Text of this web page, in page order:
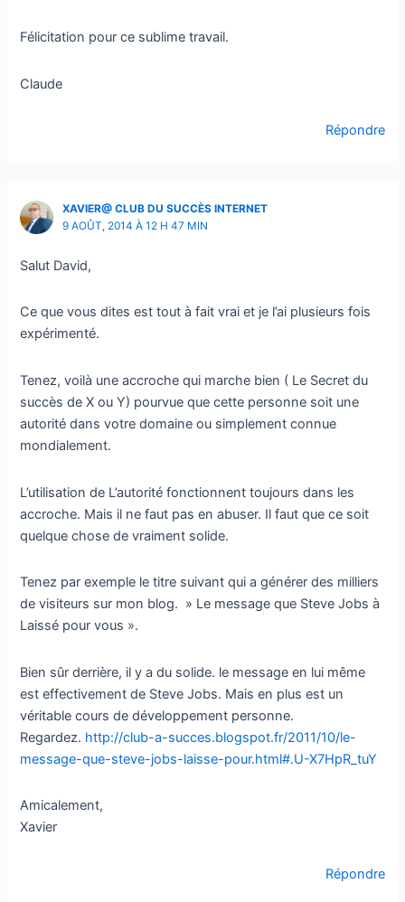
Félicitation pour ce sublime travail.
Claude
Répondre
XAVIER@ CLUB DU SUCCÈS INTERNET
9 AOÛT, 2014 À 12 H 47 MIN
Salut David,
Ce que vous dites est tout à fait vrai et je l’ai plusieurs fois
expérimenté.
Tenez, voilà une accroche qui marche bien ( Le Secret du
succès de X ou Y) pourvue que cette personne soit une
autorité dans votre domaine ou simplement connue
mondialement.
L’utilisation de L’autorité fonctionnent toujours dans les
accroche. Mais il ne faut pas en abuser. Il faut que ce soit
quelque chose de vraiment solide.
Tenez par exemple le titre suivant qui a générer des milliers
de visiteurs sur mon blog. » Le message que Steve Jobs à
Laissé pour vous ».
Bien sûr derrière, il y a du solide. le message en lui même
est effectivement de Steve Jobs. Mais en plus est un
véritable cours de développement personne.
Regardez. http://club-a-succes.blogspot.fr/2011/10/le-
message-que-steve-jobs-laisse-pour.html#.U-X7HpR_tuY
Amicalement,
Xavier
Répondre